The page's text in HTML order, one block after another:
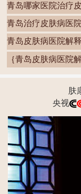
青岛哪家医院治疗
青岛治疗皮肤病医
疗？
青岛皮肤病医院解
｛青岛皮肤病医院
肤
央视